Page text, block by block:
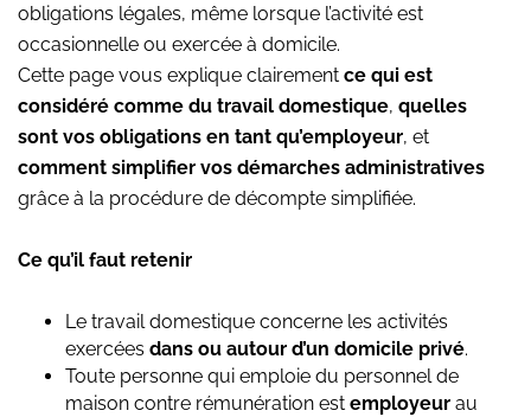
obligations légales, même lorsque l’activité est
occasionnelle ou exercée à domicile.
Cette page vous explique clairement ce qui est
considéré comme du travail domestique, quelles
sont vos obligations en tant qu’employeur, et
comment simplifier vos démarches administratives
grâce à la procédure de décompte simplifiée.
Ce qu’il faut retenir
Le travail domestique concerne les activités
exercées dans ou autour d’un domicile privé.
Toute personne qui emploie du personnel de
maison contre rémunération est employeur au